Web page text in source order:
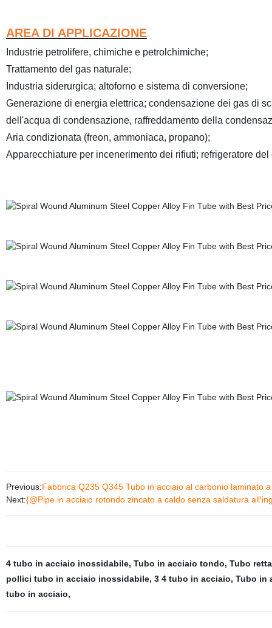
AREA DI APPLICAZIONE
Industrie petrolifere, chimiche e petrolchimiche;
Trattamento del gas naturale;
Industria siderurgica; altoforno e sistema di conversione;
Generazione di energia elettrica; condensazione dei gas di
dell'acqua di condensazione, raffreddamento della
Aria condizionata (freon, ammoniaca, propano);
Apparecchiature per incenerimento dei rifiuti; refrigeratore del
Previous:Fabbrica Q235 Q345 Tubo in acciaio al carbonio laminato
Next:{@Pipe in acciaio rotondo zincato a caldo senza saldatura
4 tubo in acciaio inossidabile, Tubo in acciaio tondo, Tubo
pollici tubo in acciaio inossidabile, 3 4 tubo in acciaio, Tubo in
tubo in acciaio,